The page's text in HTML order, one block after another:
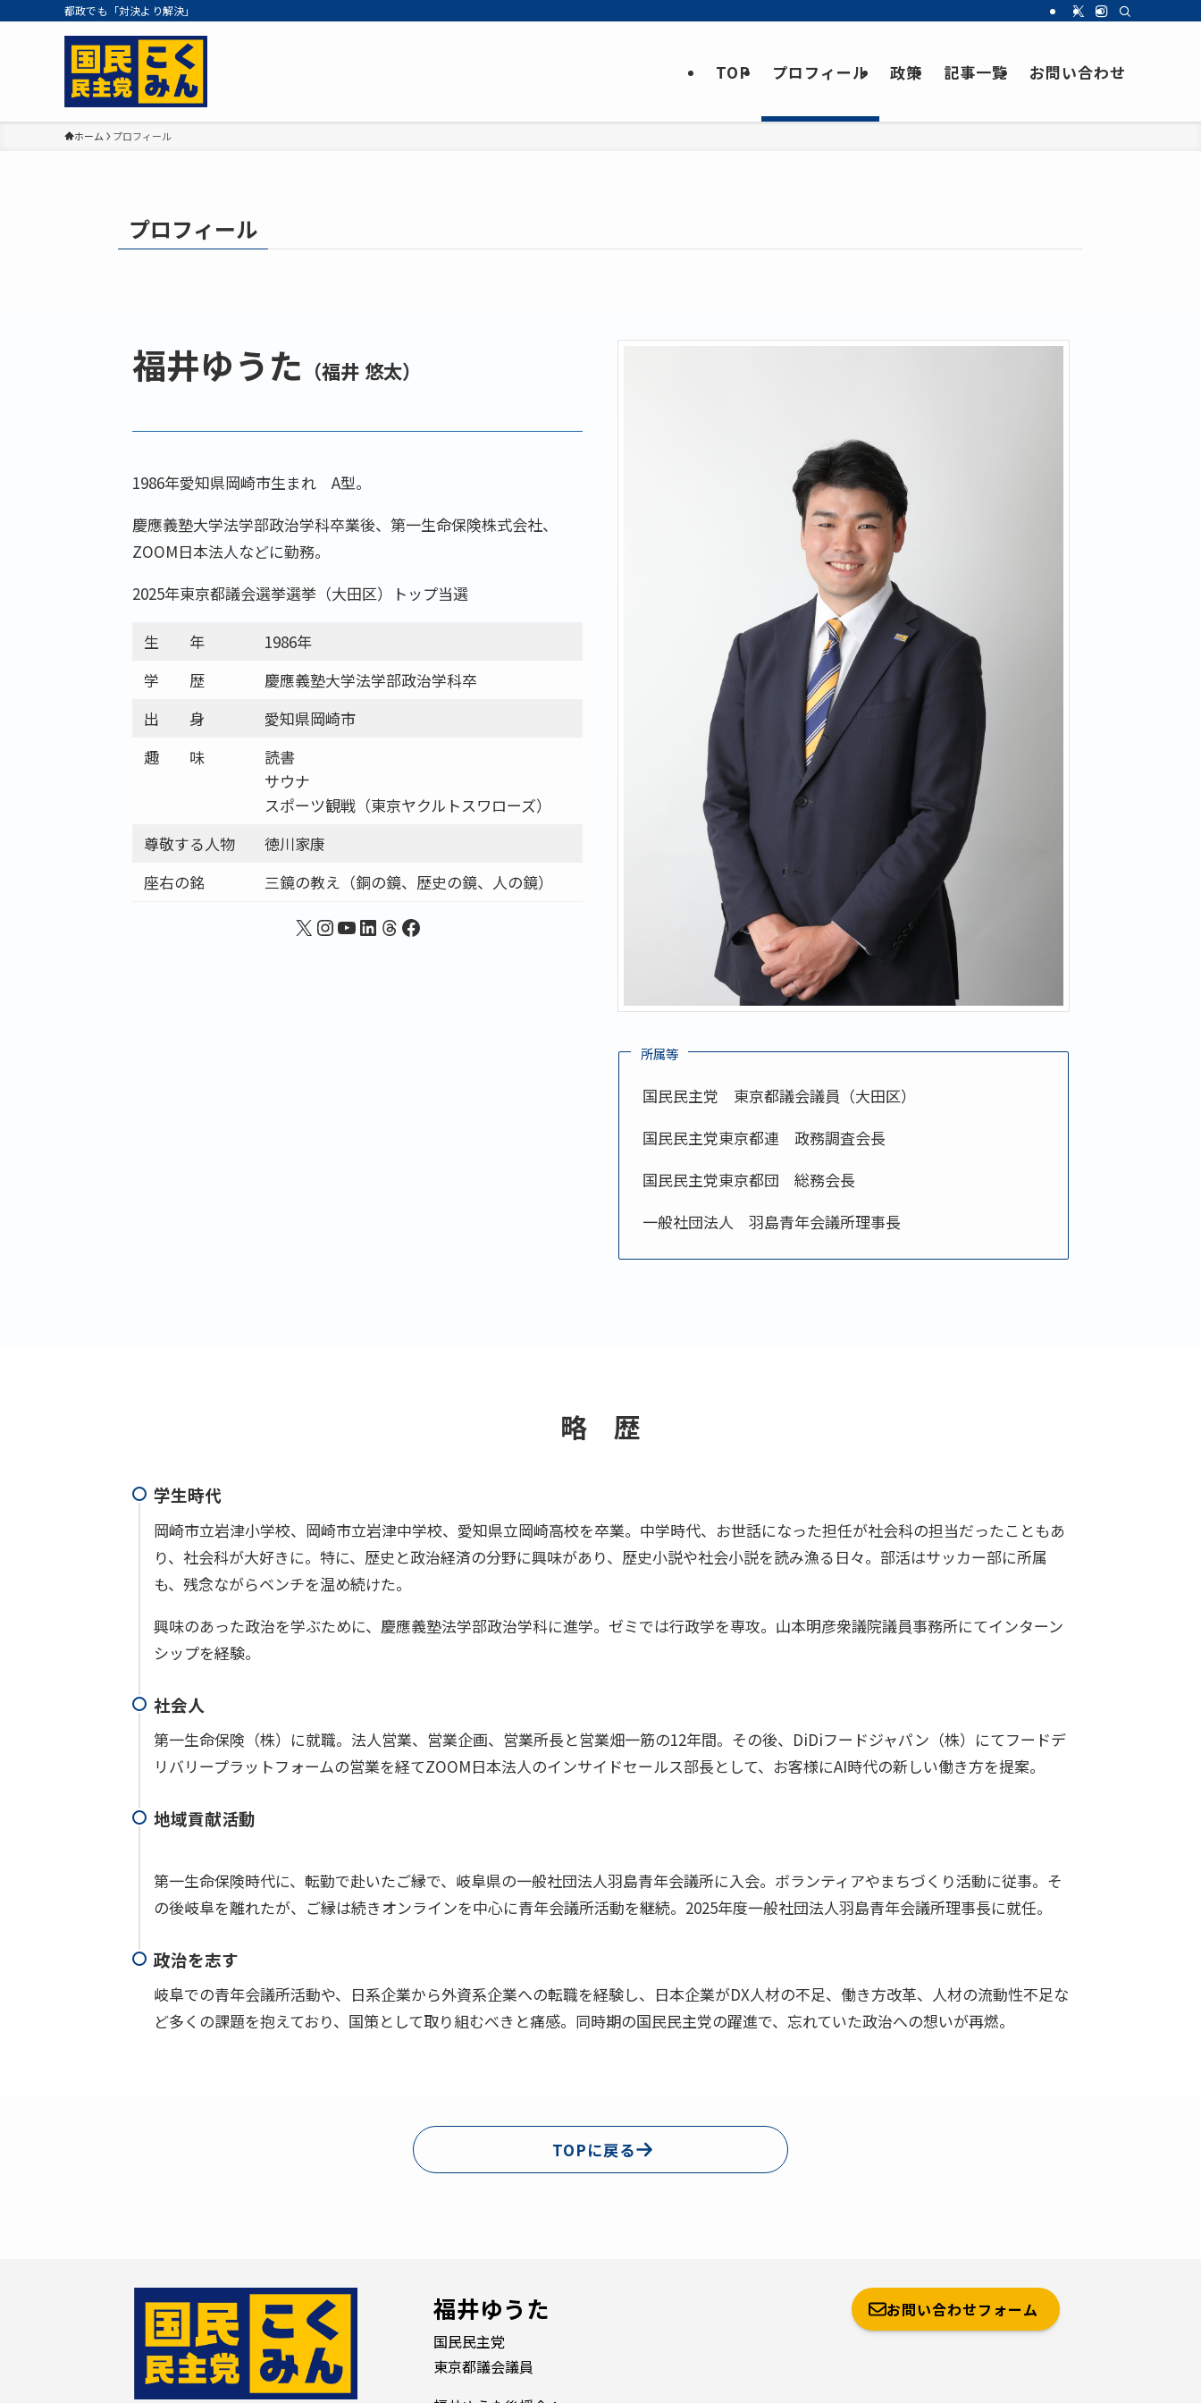
都政でも「対決より解決」
TOP プロフィール 政策 記事一覧 お問い合わせ
ホーム プロフィール
プロフィール
福井ゆうた （福井 悠太）
1986年愛知県岡崎市生まれ A型。
慶應義塾大学法学部政治学科卒業後、第一生命保険株式会社、
ZOOM日本法人などに勤務。
2025年東京都議会選挙選挙（大田区）トップ当選
生 年
1986年
学 歴
慶應義塾大学法学部政治学科卒
出 身
愛知県岡崎市
趣 味
読書
サウナ
スポーツ観戦（東京ヤクルトスワローズ）
尊敬する人物
徳川家康
座右の銘
三鏡の教え（銅の鏡、歴史の鏡、人の鏡）
X Instagram
YouTube
LinkedIn
Threads
Facebook
所属等
国民民主党 東京都議会議員（大田区）
国民民主党東京都連 政務調査会長
国民民主党東京都団 総務会長
一般社団法人 羽島青年会議所理事長
略 歴
学生時代
岡崎市立岩津小学校、岡崎市立岩津中学校、愛知県立岡崎高校を卒業。中学時代、お世話になった担任が社会科の担当だったこともあ
り、社会科が大好きに。特に、歴史と政治経済の分野に興味があり、歴史小説や社会小説を読み漁る日々。部活はサッカー部に所属
も、残念ながらベンチを温め続けた。
興味のあった政治を学ぶために、慶應義塾法学部政治学科に進学。ゼミでは行政学を専攻。山本明彦衆議院議員事務所にてインターン
シップを経験。
社会人
第一生命保険（株）に就職。法人営業、営業企画、営業所長と営業畑一筋の12年間。その後、DiDiフードジャパン（株）にてフードデ
リバリープラットフォームの営業を経てZOOM日本法人のインサイドセールス部長として、お客様にAI時代の新しい働き方を提案。
地域貢献活動
第一生命保険時代に、転勤で赴いたご縁で、岐阜県の一般社団法人羽島青年会議所に入会。ボランティアやまちづくり活動に従事。そ
の後岐阜を離れたが、ご縁は続きオンラインを中心に青年会議所活動を継続。2025年度一般社団法人羽島青年会議所理事長に就任。
政治を志す
岐阜での青年会議所活動や、日系企業から外資系企業への転職を経験し、日本企業がDX人材の不足、働き方改革、人材の流動性不足な
ど多くの課題を抱えており、国策として取り組むべきと痛感。同時期の国民民主党の躍進で、忘れていた政治への想いが再燃。
TOPに戻る
福井ゆうた
国民民主党
東京都議会議員
お問い合わせフォーム